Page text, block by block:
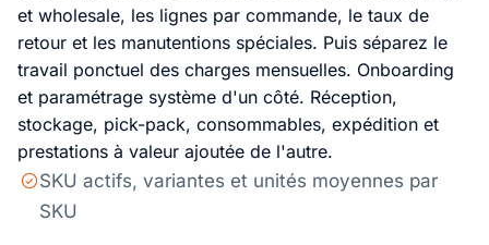
et wholesale, les lignes par commande, le taux de
retour et les manutentions spéciales. Puis séparez le
travail ponctuel des charges mensuelles. Onboarding
et paramétrage système d'un côté. Réception,
stockage, pick-pack, consommables, expédition et
prestations à valeur ajoutée de l'autre.
SKU actifs, variantes et unités moyennes par
SKU